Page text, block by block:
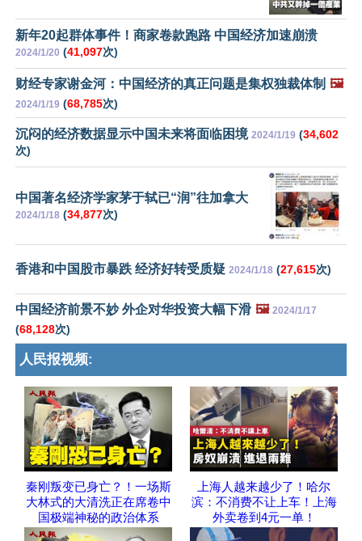
新年20起群体事件！商家卷款跑路 中国经济加速崩溃
2024/1/20 (41,097次)
财经专家谢金河：中国经济的真正问题是集权独裁体制 🖼️
2024/1/19 (68,785次)
沉闷的经济数据显示中国未来将面临困境 2024/1/19 (34,602
次)
中国著名经济学家茅于轼已“润”往加拿大
2024/1/18 (34,877次)
香港和中国股市暴跌 经济好转受质疑 2024/1/18 (27,615次)
中国经济前景不妙 外企对华投资大幅下滑 🖼️ 2024/1/17
(68,128次)
人民报视频:
秦刚叛变已身亡？！一场斯
大林式的大清洗正在席卷中
国极端神秘的政治体系
上海人越来越少了！哈尔
滨：不消费不让上车！上海
外卖卷到4元一单！